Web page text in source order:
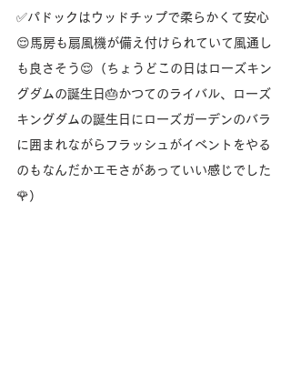
✅パドックはウッドチップで柔らかくて安心
😌馬房も扇風機が備え付けられていて風通し
も良さそう😌（ちょうどこの日はローズキン
グダムの誕生日🎂かつてのライバル、ローズ
キングダムの誕生日にローズガーデンのバラ
に囲まれながらフラッシュがイベントをやる
のもなんだかエモさがあっていい感じでした
🌹）